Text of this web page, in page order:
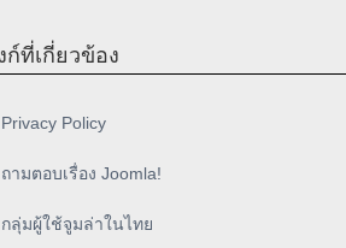
ก์ที่เกี่ยวข้อง
Privacy Policy
ถามตอบเรื่อง Joomla!
กลุ่มผู้ใช้จูมล่าในไทย